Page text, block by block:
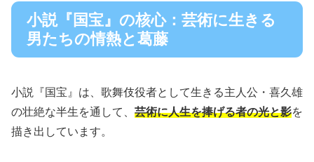
小説『国宝』の核心：芸術に生きる
男たちの情熱と葛藤
小説『国宝』は、歌舞伎役者として生きる主人公・喜久雄
の壮絶な半生を通して、 芸術に人生を捧げる者の光と影を
描き出しています。